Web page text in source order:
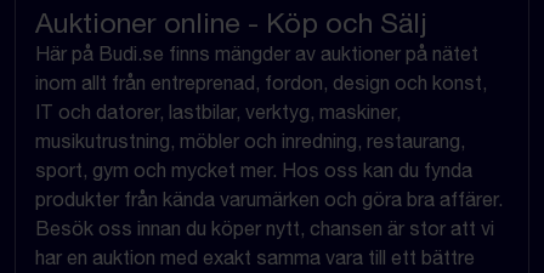
Auktioner online - Köp och Sälj
Här på Budi.se finns mängder av auktioner på nätet
inom allt från entreprenad, fordon, design och konst,
IT och datorer, lastbilar, verktyg, maskiner,
musikutrustning, möbler och inredning, restaurang,
sport, gym och mycket mer. Hos oss kan du fynda
produkter från kända varumärken och göra bra affärer.
Besök oss innan du köper nytt, chansen är stor att vi
har en auktion med exakt samma vara till ett bättre